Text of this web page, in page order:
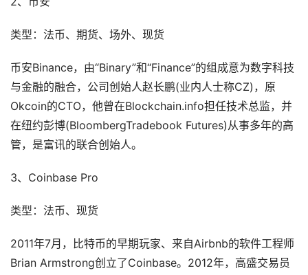
类型：法币、期货、场外、现货
币安Binance，由“Binary”和“Finance”的组成意为数字科技
与金融的融合，公司创始人赵长鹏(业内人士称CZ)，原
Okcoin的CTO，他曾在Blockchain.info担任技术总监，并
在纽约彭博(BloombergTradebook Futures)从事多年的高
管，是富讯的联合创始人。
3、Coinbase Pro
类型：法币、现货
2011年7月，比特币的早期玩家、来自Airbnb的软件工程师
Brian Armstrong创立了Coinbase。2012年，高盛交易员